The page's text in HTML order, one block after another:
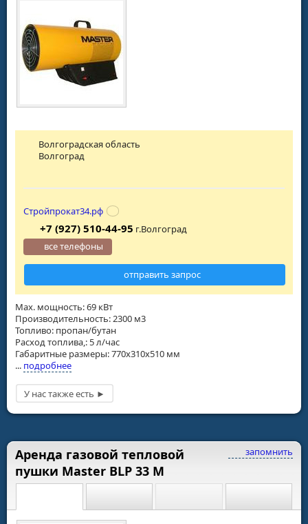
Мах. мощность: 69 кВт
Производительность: 2300 м3
Топливо: пропан/бутан
Расход топлива,: 5 л/час
Габаритные размеры: 770x310x510 мм
... подробнее
Волгоградская область
Волгоград
Стройпрокат34.рф
+7 (927) 510-44-95 г.Волгоград
все телефоны
отправить запрос
запомнить
Аренда газовой тепловой
пушки Master BLP 33 M